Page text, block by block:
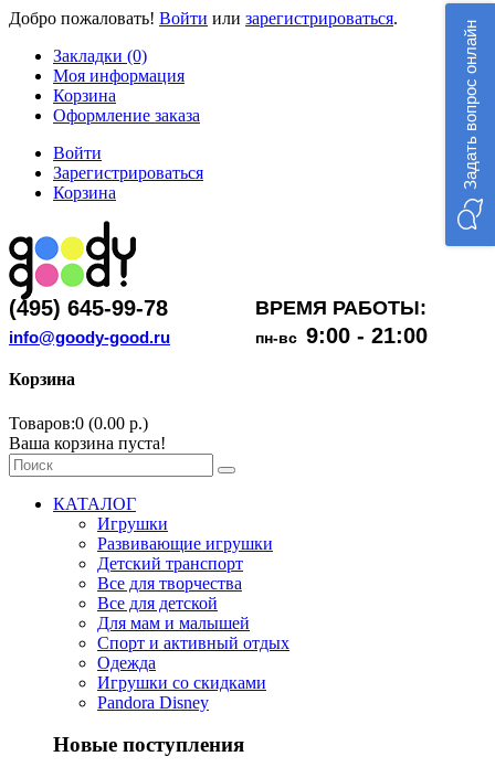
Добро пожаловать! Войти или зарегистрироваться.
Закладки (0)
Моя информация
Корзина
Оформление заказа
Войти
Зарегистрироваться
Корзина
(495) 645-99-78 ВРЕМЯ РАБОТЫ:
info@goody-good.ru пн-вс 9:00 - 21:00
Корзина
Товаров:0 (0.00 р.)
Ваша корзина пуста!
КАТАЛОГ
Игрушки
Развивающие игрушки
Детский транспорт
Все для творчества
Все для детской
Для мам и малышей
Спорт и активный отдых
Одежда
Игрушки со скидками
Pandora Disney
Новые поступления
Задать вопрос онлайн